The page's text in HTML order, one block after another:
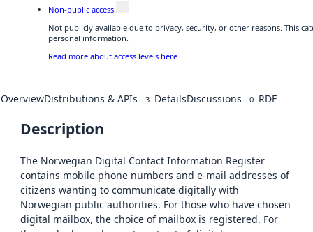
Non-public access
Not publicly available due to privacy, security, or other reasons. This
personal information.
Read more about access levels here
OverviewDistributions & APIs 3 DetailsDiscussions 0 RDF
Description
The Norwegian Digital Contact Information Register
contains mobile phone numbers and e-mail addresses of
citizens wanting to communicate digitally with
Norwegian public authorities. For those who have chosen
digital mailbox, the choice of mailbox is registered. For